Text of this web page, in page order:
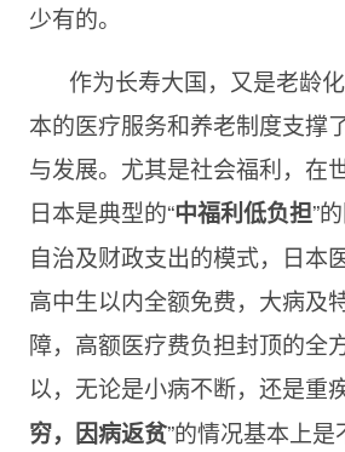
少有的。
作为长寿大国，又是老龄
本的医疗服务和养老制度支撑
与发展。尤其是社会福利，在
日本是典型的“中福利低负担”
自治及财政支出的模式，日本
高中生以内全额免费，大病及
障，高额医疗费负担封顶的全
以，无论是小病不断，还是重
穷，因病返贫”的情况基本上是